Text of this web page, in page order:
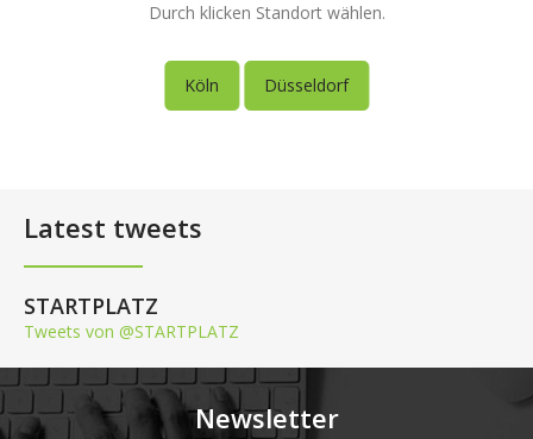
Durch klicken Standort wählen.
Köln Düsseldorf
Latest tweets
STARTPLATZ
Tweets von @STARTPLATZ
Newsletter